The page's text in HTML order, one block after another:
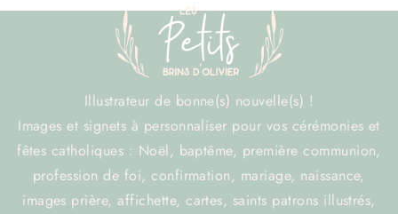
Illustrateur de bonne(s) nouvelle(s) !
Images et signets à personnaliser pour vos cérémonies et
fêtes catholiques : Noël, baptême, première communion,
profession de foi, confirmation, mariage, naissance,
images prière, affichette, cartes, saints patrons illustrés,